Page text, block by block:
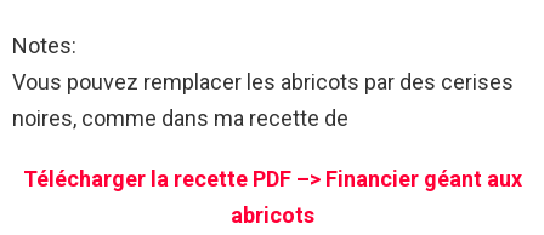
Notes:
Vous pouvez remplacer les abricots par des cerises
noires, comme dans ma recette de
Télécharger la recette PDF –> Financier géant aux
abricots